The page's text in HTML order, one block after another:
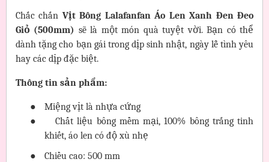
Chắc chắn Vịt Bông Lalafanfan Áo Len Xanh Đen Đeo
Giỏ (500mm) sẽ là một món quà tuyệt vời. Bạn có thể
dành tặng cho bạn gái trong dịp sinh nhật, ngày lễ tình yêu
hay các dịp đặc biệt.
Thông tin sản phẩm:
●
Miệng vịt là nhựa cứng
●
Chất liệu bông mềm mại, 100% bông trắng tinh
khiết, áo len có độ xù nhẹ
●
Chiều cao: 500 mm